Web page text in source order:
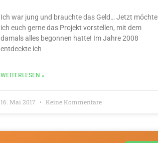
Ich war jung und brauchte das Geld… Jetzt möchte
ich euch gerne das Projekt vorstellen, mit dem
damals alles begonnen hatte! Im Jahre 2008
entdeckte ich
WEITERLESEN »
16. Mai 2017 Keine Kommentare